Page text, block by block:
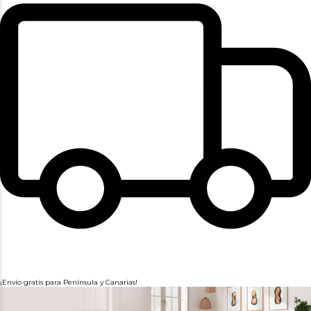
¡Envío gratis para Península y Canarias!